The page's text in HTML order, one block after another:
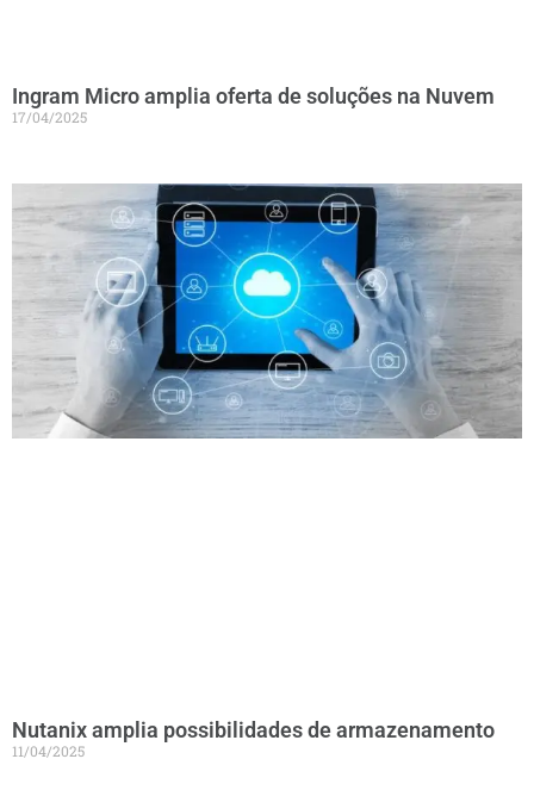
Ingram Micro amplia oferta de soluções na Nuvem
17/04/2025
Nutanix amplia possibilidades de armazenamento
11/04/2025